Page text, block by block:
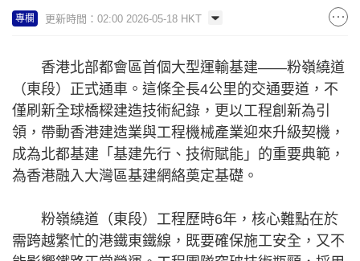
專欄 更新時間：02:00 2026-05-18 HKT
香港北部都會區首個大型運輸基建——粉嶺繞道
（東段）正式通車。這條全長4公里的交通要道，不
僅刷新全球橋樑建造技術紀錄，更以工程創新為引
領，帶動香港建造業與工程機械產業迎來升級契機，
成為北都基建「基建先行、技術賦能」的重要典範，
為香港融入大灣區基建網絡奠定基礎。
粉嶺繞道（東段）工程歷時6年，核心難點在於
需跨越繁忙的港鐵東鐵線，既要確保施工安全，又不